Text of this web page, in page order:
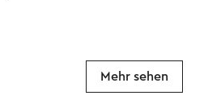
Mehr sehen